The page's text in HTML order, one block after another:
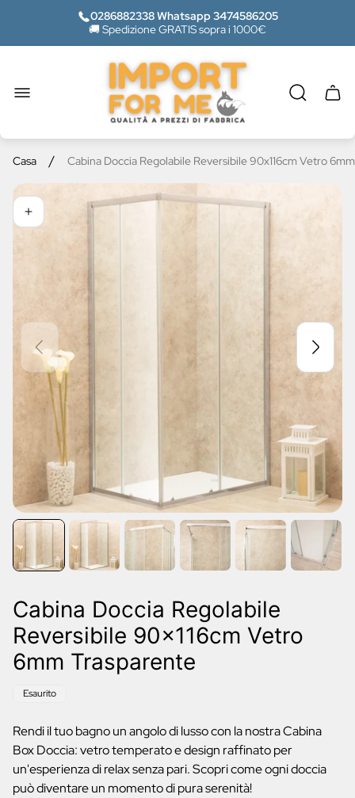
0286882338 Whatsapp 3474586205
🚚 Spedizione GRATIS sopra i 1000€
Logo
del
negozio"
Casa / Cabina Doccia Regolabile Reversibile 90x116cm Vetro
Cabina Doccia Regolabile
Reversibile 90x116cm Vetro
6mm Trasparente
Etichetta
Esaurito
Rendi il tuo bagno un angolo di lusso con la nostra Cabina
Box Doccia: vetro temperato e design raffinato per
un'esperienza di relax senza pari. Scopri come ogni doccia
può diventare un momento di pura serenità!